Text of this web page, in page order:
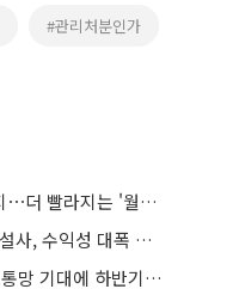
#관리처분인가
전세 35% 줄었는데 세금 압박까지⋯더 빨라지는 '월세화'
'고원가 터널' 끝 보인다…대형 건설사, 수익성 대폭 개선
부울경 메가시티 논의 본격화⋯교통망 기대에 하반기 분양시장 '주목'